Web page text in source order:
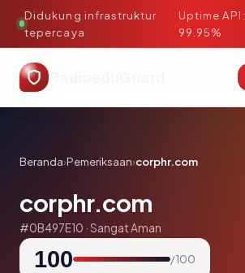
Didukung infrastruktur
tepercaya
·
Uptime API:
99.95%
Beranda›Pemeriksaan›corphr.com
corphr.com
#0B497E10 · Sangat Aman
100 / 100